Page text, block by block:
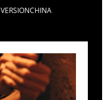
VERSIONCHINA